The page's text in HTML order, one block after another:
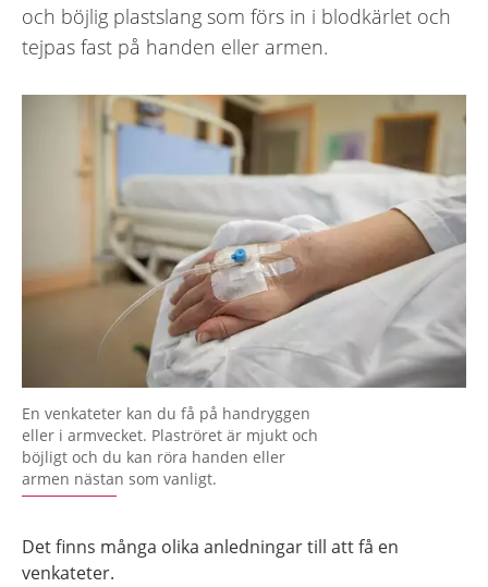
och böjlig plastslang som förs in i blodkärlet och
tejpas fast på handen eller armen.
En venkateter kan du få på handryggen
eller i armvecket. Plaströret är mjukt och
böjligt och du kan röra handen eller
armen nästan som vanligt.
Det finns många olika anledningar till att få en
venkateter.